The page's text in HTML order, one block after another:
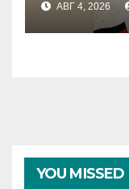
11 в
АВГ 4, 2026
YOU MISSED